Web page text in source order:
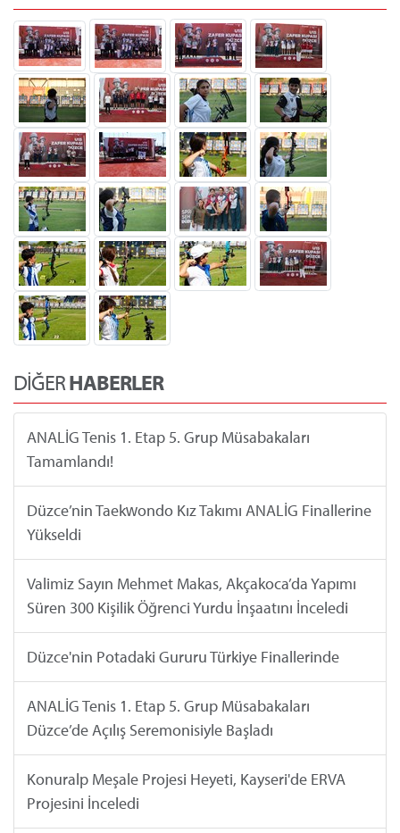
DİĞERHABERLER
ANALİG Tenis 1. Etap 5. Grup Müsabakaları
Tamamlandı!
Düzce’nin Taekwondo Kız Takımı ANALİG Finallerine
Yükseldi
Valimiz Sayın Mehmet Makas, Akçakoca’da Yapımı
Süren 300 Kişilik Öğrenci Yurdu İnşaatını İnceledi
Düzce'nin Potadaki Gururu Türkiye Finallerinde
ANALİG Tenis 1. Etap 5. Grup Müsabakaları
Düzce’de Açılış Seremonisiyle Başladı
Konuralp Meşale Projesi Heyeti, Kayseri'de ERVA
Projesini İnceledi